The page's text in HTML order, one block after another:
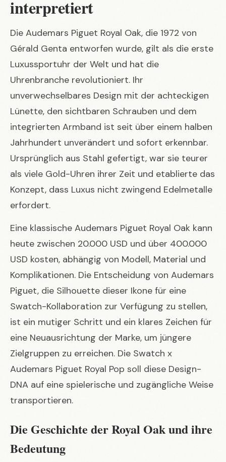
interpretiert
Die Audemars Piguet Royal Oak, die 1972 von
Gérald Genta entworfen wurde, gilt als die erste
Luxussportuhr der Welt und hat die
Uhrenbranche revolutioniert. Ihr
unverwechselbares Design mit der achteckigen
Lünette, den sichtbaren Schrauben und dem
integrierten Armband ist seit über einem halben
Jahrhundert unverändert und sofort erkennbar.
Ursprünglich aus Stahl gefertigt, war sie teurer
als viele Gold-Uhren ihrer Zeit und etablierte das
Konzept, dass Luxus nicht zwingend Edelmetalle
erfordert.
Eine klassische Audemars Piguet Royal Oak kann
heute zwischen 20.000 USD und über 400.000
USD kosten, abhängig von Modell, Material und
Komplikationen. Die Entscheidung von Audemars
Piguet, die Silhouette dieser Ikone für eine
Swatch-Kollaboration zur Verfügung zu stellen,
ist ein mutiger Schritt und ein klares Zeichen für
eine Neuausrichtung der Marke, um jüngere
Zielgruppen zu erreichen. Die Swatch x
Audemars Piguet Royal Pop soll diese Design-
DNA auf eine spielerische und zugängliche Weise
transportieren.
Die Geschichte der Royal Oak und ihre
Bedeutung